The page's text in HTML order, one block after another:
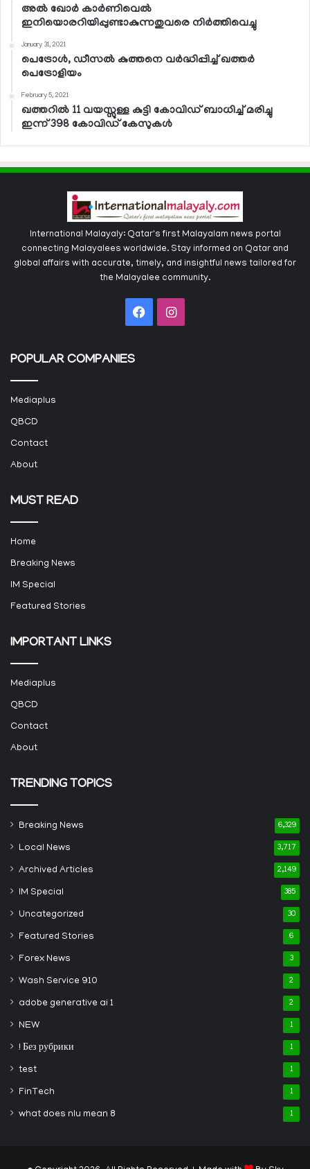
അല്‍ ഖോര്‍ കാര്‍ണിവെല്‍
ഇനിയൊരറിയിപ്പുണ്ടാകുന്നതുവരെ നിര്‍ത്തിവെച്ചു
January 31, 2021
പെട്രോള്‍, ഡീസല്‍ കുത്തനെ വര്‍ദ്ധിപ്പിച്ച് ഖത്തര്‍
പെട്രോളിയം
February 5, 2021
ഖത്തറില്‍ 11 വയസ്സുള്ള കുട്ടി കോവിഡ് ബാധിച്ച് മരിച്ചു
ഇന്ന് 398 കോവിഡ് കേസുകള്‍
International Malayaly: Qatar's first Malayalam news portal
connecting Malayalees worldwide. Stay informed on Qatar and
global affairs with accurate, timely, and insightful news tailored for
the Malayalee community.
FacebookInstagram
POPULAR COMPANIES
Mediaplus
QBCD
Contact
About
MUST READ
Home
Breaking News
IM Special
Featured Stories
IMPORTANT LINKS
Mediaplus
QBCD
Contact
About
TRENDING TOPICS
Breaking News 6,329
Local News 3,717
Archived Articles 2,149
IM Special 385
Uncategorized 30
Featured Stories 6
Forex News 3
Wash Service 910 2
adobe generative ai 1 2
NEW 1
! Без рубрики 1
test 1
FinTech 1
what does nlu mean 8 1